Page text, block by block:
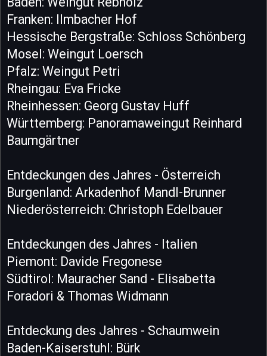
Franken: Ilmbacher Hof
Hessische Bergstraße: Schloss Schönberg
Mosel: Weingut Loersch
Pfalz: Weingut Petri
Rheingau: Eva Fricke
Rheinhessen: Georg Gustav Huff
Württemberg: Panoramaweingut Reinhard
Baumgärtner
Entdeckungen des Jahres - Österreich
Burgenland: Arkadenhof Mandl-Brunner
Niederösterreich: Christoph Edelbauer
Entdeckungen des Jahres - Italien
Piemont: Davide Fregonese
Südtirol: Mauracher Sand - Elisabetta
Foradori & Thomas Widmann
Entdeckung des Jahres - Schaumwein
Baden-Kaiserstuhl: Bürk